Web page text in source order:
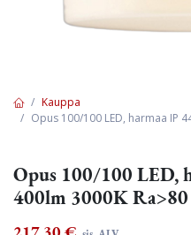
Kauppa
Opus 100/100 LED, harmaa IP
Opus 100/100 LED,
400lm 3000K Ra>80